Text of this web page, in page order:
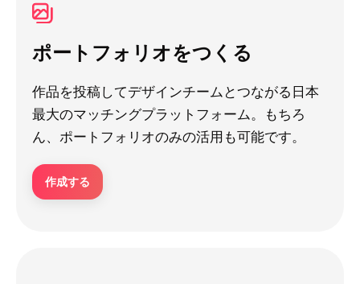
ポートフォリオをつくる
作品を投稿してデザインチームとつながる日本
最大のマッチングプラットフォーム。もちろ
ん、ポートフォリオのみの活用も可能です。
作成する